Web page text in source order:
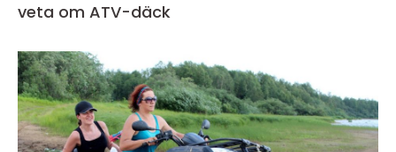
veta om ATV-däck